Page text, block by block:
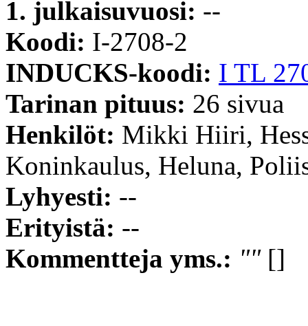
1. julkaisuvuosi: --
Koodi: I-2708-2
INDUCKS-koodi: I TL
Tarinan pituus: 26 sivua
Henkilöt: Mikki Hiiri,
Koninkaulus, Heluna,
Lyhyesti: --
Erityistä: --
Kommentteja yms.: ""[]